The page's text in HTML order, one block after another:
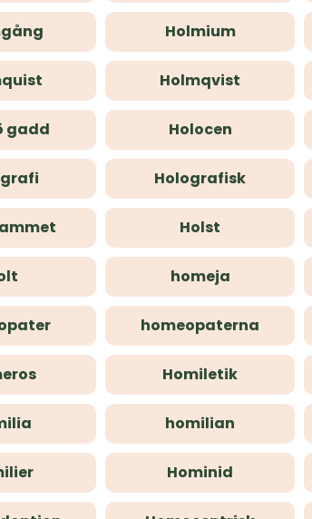
Holmium
Holmqvist
gadd Holocen
Holografisk
Holst
homeja
homeopaterna
Homiletik
homilian
Hominid